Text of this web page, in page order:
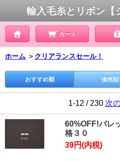
輸入毛糸とリボン【
カート
ホーム ＞ クリアランスセール！
おすすめ順 価格順
1-12 / 230 次
60%OFF!バレ
格３０
39円(内税)